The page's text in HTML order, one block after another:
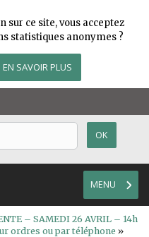
MENU
– SAMEDI 26 AVRIL – 14h
ordres ou par téléphone »
sur ce site, vous acceptez
statistiques anonymes ?
EN SAVOIR PLUS